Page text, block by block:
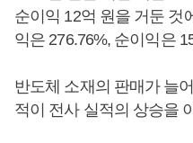
순이익 12억 원을 거둔 것
익은 276.76%, 순이익은
반도체 소재의 판매가 늘
적이 전사 실적의 상승을